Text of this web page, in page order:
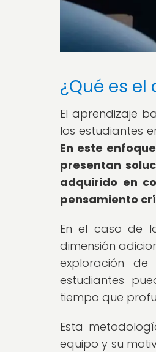
¿Qué es
El aprendizaje
los estudiantes
En este
presentan
adquirido en
pensamiento
En el caso de
dimensión
exploración
estudiantes
tiempo que
Esta
equipo y su